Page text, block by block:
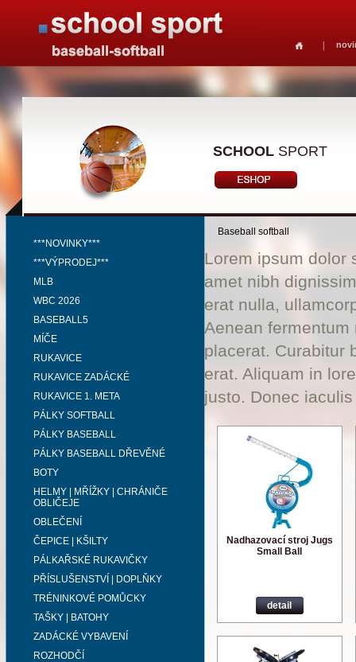
SCHOOL SPORT
***NOVINKY***
***VÝPRODEJ***
MLB
WBC 2026
BASEBALL5
MÍČE
RUKAVICE
RUKAVICE ZADÁCKÉ
RUKAVICE 1. META
PÁLKY SOFTBALL
PÁLKY BASEBALL
PÁLKY BASEBALL DŘEVĚNÉ
BOTY
HELMY | MŘÍŽKY | CHRÁNIČE
OBLIČEJE
OBLEČENÍ
ČEPICE | KŠILTY
PÁLKAŘSKÉ RUKAVIČKY
PŘÍSLUŠENSTVÍ | DOPLŇKY
TRÉNINKOVÉ POMŮCKY
TAŠKY | BATOHY
ZADÁCKÉ VYBAVENÍ
ROZHODČÍ
Baseball softball
Lorem ipsum dolor
amet nibh
erat nulla,
Aenean
placerat. Curabitur
erat. Aliquam in
justo. Donec
Nadhazovací stroj Jugs
Small Ball
detail